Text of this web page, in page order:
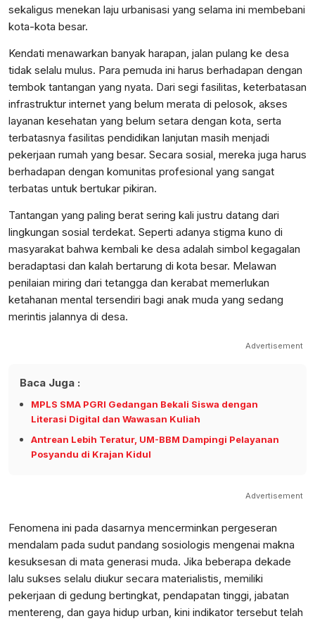
sekaligus menekan laju urbanisasi yang selama ini membebani
kota-kota besar.
Kendati menawarkan banyak harapan, jalan pulang ke desa
tidak selalu mulus. Para pemuda ini harus berhadapan dengan
tembok tantangan yang nyata. Dari segi fasilitas, keterbatasan
infrastruktur internet yang belum merata di pelosok, akses
layanan kesehatan yang belum setara dengan kota, serta
terbatasnya fasilitas pendidikan lanjutan masih menjadi
pekerjaan rumah yang besar. Secara sosial, mereka juga harus
berhadapan dengan komunitas profesional yang sangat
terbatas untuk bertukar pikiran.
Tantangan yang paling berat sering kali justru datang dari
lingkungan sosial terdekat. Seperti adanya stigma kuno di
masyarakat bahwa kembali ke desa adalah simbol kegagalan
beradaptasi dan kalah bertarung di kota besar. Melawan
penilaian miring dari tetangga dan kerabat memerlukan
ketahanan mental tersendiri bagi anak muda yang sedang
merintis jalannya di desa.
Advertisement
Baca Juga :
MPLS SMA PGRI Gedangan Bekali Siswa dengan
Literasi Digital dan Wawasan Kuliah
Antrean Lebih Teratur, UM-BBM Dampingi Pelayanan
Posyandu di Krajan Kidul
Advertisement
Fenomena ini pada dasarnya mencerminkan pergeseran
mendalam pada sudut pandang sosiologis mengenai makna
kesuksesan di mata generasi muda. Jika beberapa dekade
lalu sukses selalu diukur secara materialistis, memiliki
pekerjaan di gedung bertingkat, pendapatan tinggi, jabatan
mentereng, dan gaya hidup urban, kini indikator tersebut telah